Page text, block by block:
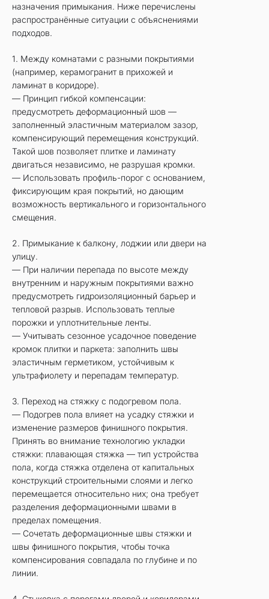
назначения примыкания. Ниже перечислены
распространённые ситуации с объяснениями
подходов.
1. Между комнатами с разными покрытиями
(например, керамогранит в прихожей и
ламинат в коридоре).
— Принцип гибкой компенсации:
предусмотреть деформационный шов —
заполненный эластичным материалом зазор,
компенсирующий перемещения конструкций.
Такой шов позволяет плитке и ламинату
двигаться независимо, не разрушая кромки.
— Использовать профиль-порог с основанием,
фиксирующим края покрытий, но дающим
возможность вертикального и горизонтального
смещения.
2. Примыкание к балкону, лоджии или двери на
улицу.
— При наличии перепада по высоте между
внутренним и наружным покрытиями важно
предусмотреть гидроизоляционный барьер и
тепловой разрыв. Использовать теплые
порожки и уплотнительные ленты.
— Учитывать сезонное усадочное поведение
кромок плитки и паркета: заполнить швы
эластичным герметиком, устойчивым к
ультрафиолету и перепадам температур.
3. Переход на стяжку с подогревом пола.
— Подогрев пола влияет на усадку стяжки и
изменение размеров финишного покрытия.
Принять во внимание технологию укладки
стяжки: плавающая стяжка — тип устройства
пола, когда стяжка отделена от капитальных
конструкций строительными слоями и легко
перемещается относительно них; она требует
разделения деформационными швами в
пределах помещения.
— Сочетать деформационные швы стяжки и
швы финишного покрытия, чтобы точка
компенсирования совпадала по глубине и по
линии.